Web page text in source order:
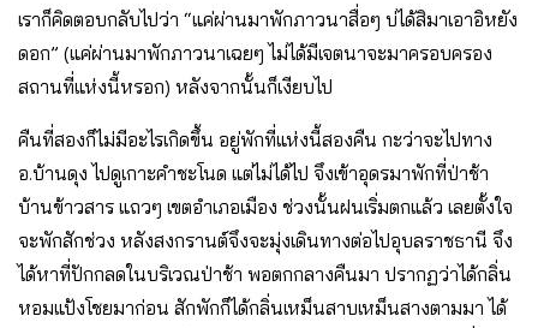
เราก็คิดตอบกลับไปว่า “แค่ผ่านมาพักภาวนาสื่อๆ บ่ได้สิมาเอาอิหยัง
ดอก” (แค่ผ่านมาพักภาวนาเฉยๆ ไม่ได้มีเจตนาจะมาครอบครอง
สถานที่แห่งนี้หรอก) หลังจากนั้นก็เงียบไป
คืนที่สองก็ไม่มีอะไรเกิดขึ้น อยู่พักที่แห่งนี้สองคืน กะว่าจะไปทาง
อ.บ้านดุง ไปดูเกาะคำชะโนด แต่ไม่ได้ไป จึงเข้าอุดรมาพักที่ป่าช้า
บ้านข้าวสาร แถวๆ เขตอำเภอเมือง ช่วงนั้นฝนเริ่มตกแล้ว เลยตั้งใจ
จะพักสักช่วง หลังสงกรานต์จึงจะมุ่งเดินทางต่อไปอุบลราชธานี จึง
ได้หาที่ปักกลดในบริเวณป่าช้า พอตกกลางคืนมา ปรากฏว่าได้กลิ่น
หอมแป้งโชยมาก่อน สักพักก็ได้กลิ่นเหม็นสาบเหม็นสางตามมา ได้